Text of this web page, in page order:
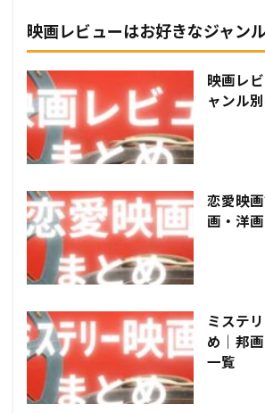
映画レビューはお好きなジャンル
映画レ
ャンル
恋愛映
画・洋
ミステ
め｜邦
一覧